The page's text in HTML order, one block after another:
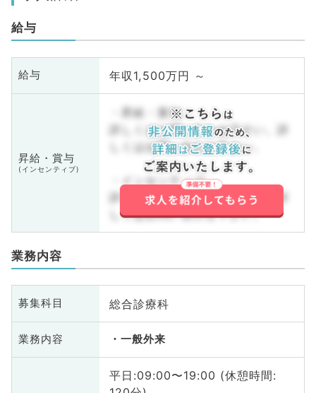
給与
給与 年収1,500万円 ～
昇給・賞与
(インセンティブ)
・昇給・賞与
詳しくはお問い合わせ下さい。詳
しくはお問い合わせ下さい。
・インセンティブ
詳しくはお問い合わせ下さい。詳
しくはお問い合わせ下さい。
業務内容
募集科目 総合診療科
業務内容 一般外来
平日:09:00〜19:00 (休憩時間: